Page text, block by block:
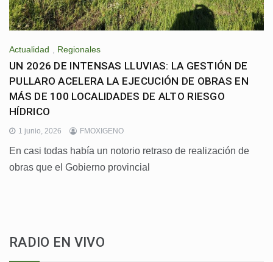
Actualidad Regionales
UN 2026 DE INTENSAS LLUVIAS: LA GESTIÓN DE
PULLARO ACELERA LA EJECUCIÓN DE OBRAS EN
MÁS DE 100 LOCALIDADES DE ALTO RIESGO
HÍDRICO
1 junio, 2026 FMOXIGENO
En casi todas había un notorio retraso de realización de
obras que el Gobierno provincial
RADIO EN VIVO